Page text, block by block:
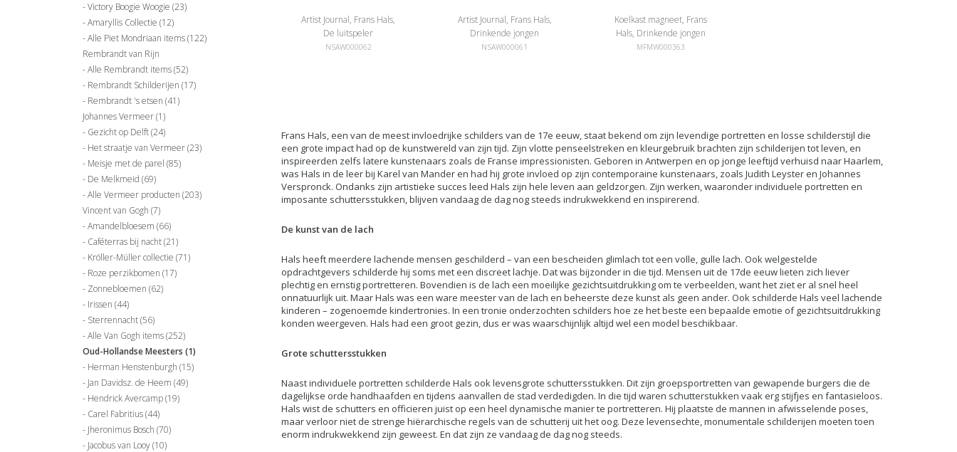
Victory Boogie Woogie (23)
Amaryllis Collectie (12)
Alle Piet Mondriaan items(122)
Rembrandt van Rijn
Alle Rembrandt items(52)
Rembrandt Schilderijen (17)
Rembrandt 's etsen (41)
Johannes Vermeer(1)
Gezicht op Delft(24)
Het straatje van Vermeer(23)
Meisje met de parel (85)
De Melkmeid (69)
Alle Vermeer producten (203)
Vincent van Gogh (7)
Amandelbloesem (66)
Caféterras bij nacht(21)
Kröller-Müller collectie (71)
Roze perzikbomen (17)
Zonnebloemen (62)
Irissen (44)
Sterrennacht(56)
Alle Van Gogh items(252)
Oud-Hollandse Meesters (1)
Herman Henstenburgh (15)
Jan Davidsz. de Heem (49)
Hendrick Avercamp(19)
Carel Fabritius(44)
Jheronimus Bosch (70)
Jacobus van Looy(10)
Artist Journal, Frans Hals,
De luitspeler
NSAW000062
Artist Journal, Frans Hals,
Drinkende jongen
NSAW000061
Koelkast magneet, Frans
Hals, Drinkende jongen
MFMW000363
Frans Hals, een van de meest invloedrijke schilders van de 17e eeuw, staat bekend om zijn levendige portretten en losse schilderstijl die
een grote impact had op de kunstwereld van zijn tijd. Zijn vlotte penseelstreken en kleurgebruik brachten zijn schilderijen tot leven, en
inspireerden zelfs latere kunstenaars zoals de Franse impressionisten. Geboren in Antwerpen en op jonge leeftijd verhuisd naar Haarlem,
was Hals in de leer bij Karel van Mander en had hij grote invloed op zijn contemporaine kunstenaars, zoals Judith Leyster en Johannes
Verspronck. Ondanks zijn artistieke succes leed Hals zijn hele leven aan geldzorgen. Zijn werken, waaronder individuele portretten en
imposante schuttersstukken, blijven vandaag de dag nog steeds indrukwekkend en inspirerend.
De kunst van de lach
Hals heeft meerdere lachende mensen geschilderd – van een bescheiden glimlach tot een volle, gulle lach. Ook welgestelde
opdrachtgevers schilderde hij soms met een discreet lachje. Dat was bijzonder in die tijd. Mensen uit de 17de eeuw lieten zich liever
plechtig en ernstig portretteren. Bovendien is de lach een moeilijke gezichtsuitdrukking om te verbeelden, want het ziet er al snel heel
onnatuurlijk uit. Maar Hals was een ware meester van de lach en beheerste deze kunst als geen ander. Ook schilderde Hals veel lachende
kinderen – zogenoemde kindertronies. In een tronie onderzochten schilders hoe ze het beste een bepaalde emotie of gezichtsuitdrukking
konden weergeven. Hals had een groot gezin, dus er was waarschijnlijk altijd wel een model beschikbaar.
Grote schuttersstukken
Naast individuele portretten schilderde Hals ook levensgrote schuttersstukken. Dit zijn groepsportretten van gewapende burgers die de
dagelijkse orde handhaafden en tijdens aanvallen de stad verdedigden. In die tijd waren schutterstukken vaak erg stijfjes en fantasieloos.
Hals wist de schutters en officieren juist op een heel dynamische manier te portretteren. Hij plaatste de mannen in afwisselende poses,
maar verloor niet de strenge hiërarchische regels van de schutterij uit het oog. Deze levensechte, monumentale schilderijen moeten toen
enorm indrukwekkend zijn geweest. En dat zijn ze vandaag de dag nog steeds.